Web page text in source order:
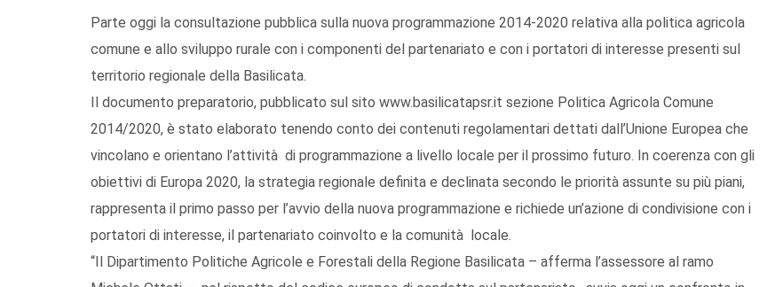
Parte oggi la consultazione pubblica sulla nuova programmazione 2014-2020 relativa alla politica agricola
comune e allo sviluppo rurale con i componenti del partenariato e con i portatori di interesse presenti sul
territorio regionale della Basilicata.
Il documento preparatorio, pubblicato sul sito www.basilicatapsr.it sezione Politica Agricola Comune
2014/2020, è stato elaborato tenendo conto dei contenuti regolamentari dettati dall’Unione Europea che
vincolano e orientano l’attività di programmazione a livello locale per il prossimo futuro. In coerenza con gli
obiettivi di Europa 2020, la strategia regionale definita e declinata secondo le priorità assunte su più piani,
rappresenta il primo passo per l’avvio della nuova programmazione e richiede un’azione di condivisione con i
portatori di interesse, il partenariato coinvolto e la comunità locale.
“Il Dipartimento Politiche Agricole e Forestali della Regione Basilicata – afferma l’assessore al ramo